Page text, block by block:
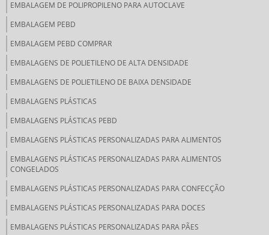
EMBALAGEM DE POLIPROPILENO PARA AUTOCLAVE
EMBALAGEM PEBD
EMBALAGEM PEBD COMPRAR
EMBALAGENS DE POLIETILENO DE ALTA DENSIDADE
EMBALAGENS DE POLIETILENO DE BAIXA DENSIDADE
EMBALAGENS PLÁSTICAS
EMBALAGENS PLÁSTICAS PEBD
EMBALAGENS PLÁSTICAS PERSONALIZADAS PARA ALIMENTOS
EMBALAGENS PLÁSTICAS PERSONALIZADAS PARA ALIMENTOS
CONGELADOS
EMBALAGENS PLÁSTICAS PERSONALIZADAS PARA CONFECÇÃO
EMBALAGENS PLÁSTICAS PERSONALIZADAS PARA DOCES
EMBALAGENS PLÁSTICAS PERSONALIZADAS PARA PÃES